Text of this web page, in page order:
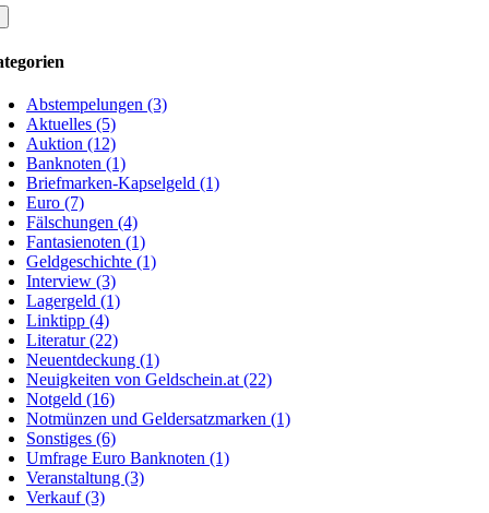
Abstempelungen (3)
Aktuelles (5)
Auktion (12)
Banknoten (1)
Briefmarken-Kapselgeld (1)
Euro (7)
Fälschungen (4)
Fantasienoten (1)
Geldgeschichte (1)
Interview (3)
Lagergeld (1)
Linktipp (4)
Literatur (22)
Neuentdeckung (1)
Neuigkeiten von Geldschein.at (22)
Notgeld (16)
Notmünzen und Geldersatzmarken (1)
Sonstiges (6)
Umfrage Euro Banknoten (1)
Veranstaltung (3)
Verkauf (3)